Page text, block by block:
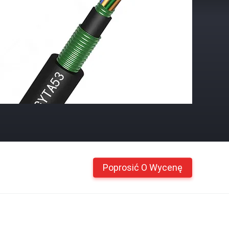
Poprosić O Wycenę